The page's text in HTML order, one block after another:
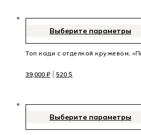
Выберите параметры
Топ кади с отделкой кружевом,
39,000 ₽ | 520 $
Выберите параметры